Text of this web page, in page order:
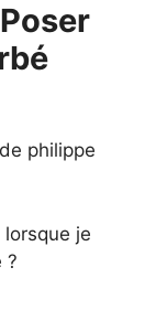
philippe
je
?